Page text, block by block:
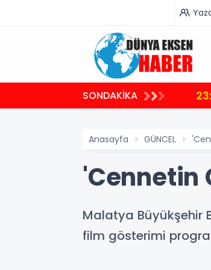
SONDAKİKA
Anasayfa GÜNCEL
'Cennetin
Malatya Büyükşehir
film gösterimi